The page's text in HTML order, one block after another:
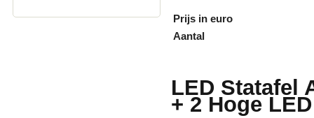
Prijs in euro
Aantal
LED Statafel
+ 2 Hoge